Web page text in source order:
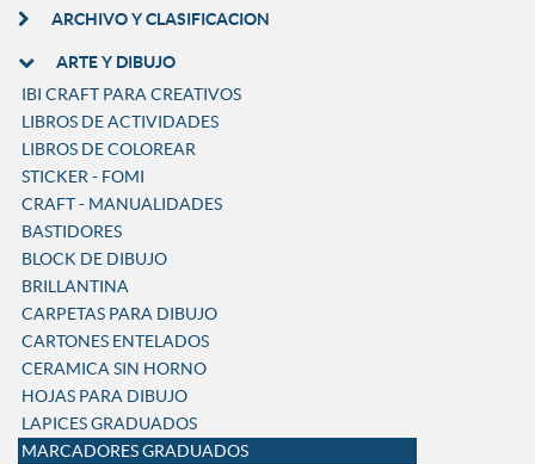
ARCHIVO Y CLASIFICACION
ARTE Y DIBUJO
IBI CRAFT PARA CREATIVOS
LIBROS DE ACTIVIDADES
LIBROS DE COLOREAR
STICKER - FOMI
CRAFT - MANUALIDADES
BASTIDORES
BLOCK DE DIBUJO
BRILLANTINA
CARPETAS PARA DIBUJO
CARTONES ENTELADOS
CERAMICA SIN HORNO
HOJAS PARA DIBUJO
LAPICES GRADUADOS
MARCADORES GRADUADOS